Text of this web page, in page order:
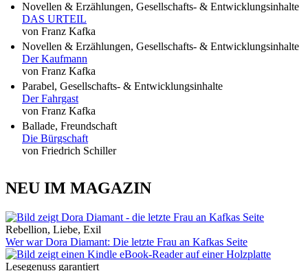
Novellen & Erzählungen, Gesellschafts- & Entwicklungsinhalte
DAS URTEIL
von Franz Kafka
Novellen & Erzählungen, Gesellschafts- & Entwicklungsinhalte
Der Kaufmann
von Franz Kafka
Parabel, Gesellschafts- & Entwicklungsinhalte
Der Fahrgast
von Franz Kafka
Ballade, Freundschaft
Die Bürgschaft
von Friedrich Schiller
NEU IM MAGAZIN
Rebellion, Liebe, Exil
Wer war Dora Diamant: Die letzte Frau an Kafkas Seite
Lesegenuss garantiert